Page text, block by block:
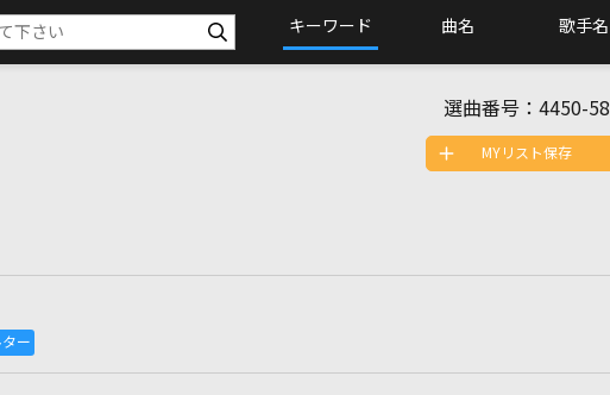
キーワード 曲名 歌手名
選曲番号： 4450-58
MYリスト保存